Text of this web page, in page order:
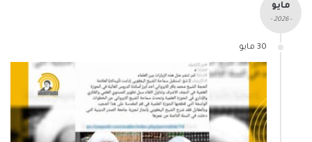
مايو
- 2026 -
30 مايو